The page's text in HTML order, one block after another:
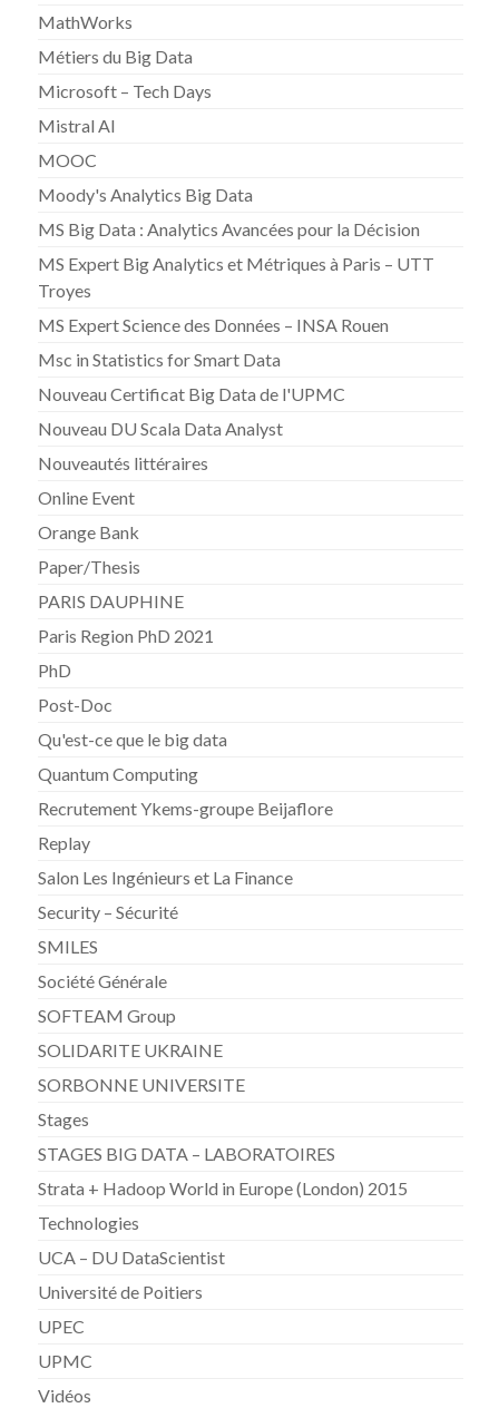
MathWorks
Métiers du Big Data
Microsoft – Tech Days
Mistral AI
MOOC
Moody's Analytics Big Data
MS Big Data : Analytics Avancées pour la Décision
MS Expert Big Analytics et Métriques à Paris – UTT
Troyes
MS Expert Science des Données – INSA Rouen
Msc in Statistics for Smart Data
Nouveau Certificat Big Data de l'UPMC
Nouveau DU Scala Data Analyst
Nouveautés littéraires
Online Event
Orange Bank
Paper/Thesis
PARIS DAUPHINE
Paris Region PhD 2021
PhD
Post-Doc
Qu'est-ce que le big data
Quantum Computing
Recrutement Ykems-groupe Beijaflore
Replay
Salon Les Ingénieurs et La Finance
Security – Sécurité
SMILES
Société Générale
SOFTEAM Group
SOLIDARITE UKRAINE
SORBONNE UNIVERSITE
Stages
STAGES BIG DATA – LABORATOIRES
Strata + Hadoop World in Europe (London) 2015
Technologies
UCA – DU DataScientist
Université de Poitiers
UPEC
UPMC
Vidéos